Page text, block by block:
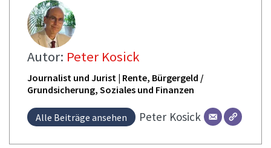
Autor: Peter Kosick
Journalist und Jurist | Rente, Bürgergeld /
Grundsicherung, Soziales und Finanzen
Alle Beiträge ansehen Peter Kosick